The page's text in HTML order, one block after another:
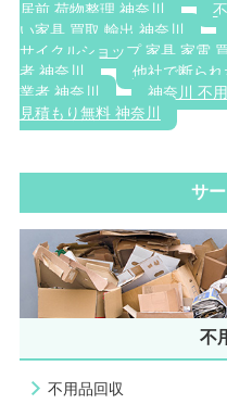
居前 荷物整理 神奈川
い家具 買取 輸出 神奈川
サイクルショップ 家具 家電
者 神奈川
他社で断ら
業者 神奈川
神奈川 不
見積もり無料 神奈川
サ
不
不用品回収